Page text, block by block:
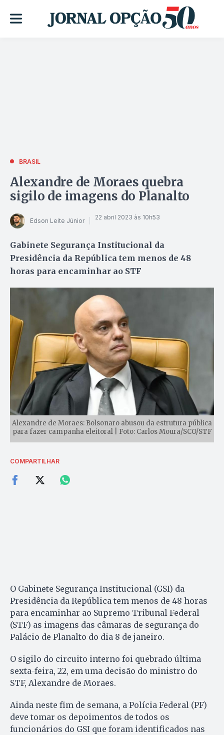
BRASIL
Alexandre de Moraes quebra
sigilo de imagens do Planalto
Edson Leite Júnior 22 abril 2023 às 10h53
Gabinete Segurança Institucional da
Presidência da República tem menos de 48
horas para encaminhar ao STF
Alexandre de Moraes: Bolsonaro abusou da estrutura pública
para fazer campanha eleitoral | Foto: Carlos Moura/SCO/STF
COMPARTILHAR
O Gabinete Segurança Institucional (GSI) da
Presidência da República tem menos de 48 horas
para encaminhar ao Supremo Tribunal Federal
(STF) as imagens das câmaras de segurança do
Palácio de Planalto do dia 8 de janeiro.
O sigilo do circuito interno foi quebrado última
sexta-feira, 22, em uma decisão do ministro do
STF, Alexandre de Moraes.
Ainda neste fim de semana, a Polícia Federal (PF)
deve tomar os depoimentos de todos os
funcionários do GSI que foram identificados nas